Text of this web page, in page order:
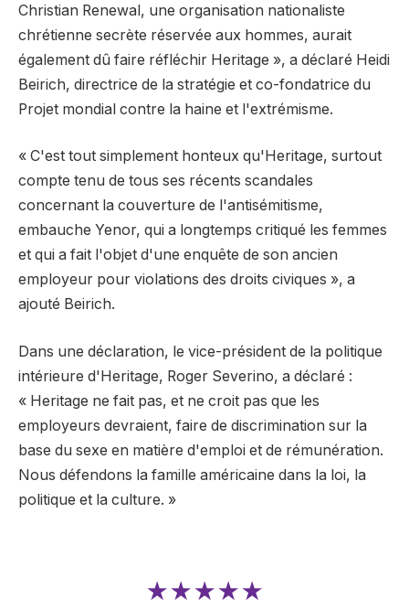
Christian Renewal, une organisation nationaliste
chrétienne secrète réservée aux hommes, aurait
également dû faire réfléchir Heritage », a déclaré Heidi
Beirich, directrice de la stratégie et co-fondatrice du
Projet mondial contre la haine et l'extrémisme.
« C'est tout simplement honteux qu'Heritage, surtout
compte tenu de tous ses récents scandales
concernant la couverture de l'antisémitisme,
embauche Yenor, qui a longtemps critiqué les femmes
et qui a fait l'objet d'une enquête de son ancien
employeur pour violations des droits civiques », a
ajouté Beirich.
Dans une déclaration, le vice-président de la politique
intérieure d'Heritage, Roger Severino, a déclaré :
« Heritage ne fait pas, et ne croit pas que les
employeurs devraient, faire de discrimination sur la
base du sexe en matière d'emploi et de rémunération.
Nous défendons la famille américaine dans la loi, la
politique et la culture. »
★★★★★